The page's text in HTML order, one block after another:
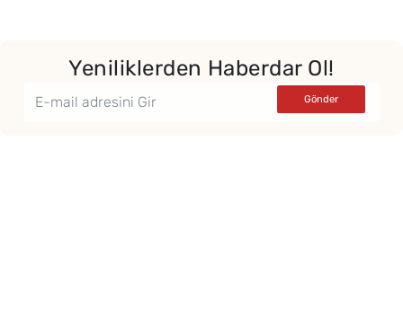
Yeniliklerden Haberdar Ol!